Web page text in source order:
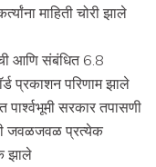
माहिती चोरी झाले
आणि संबंधित 6.8
प्रकाशन परिणाम झाले
सरकार तपासणी
जवळजवळ प्रत्येक
झाले